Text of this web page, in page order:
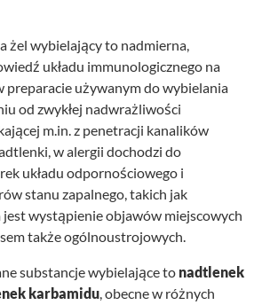
żel wybielający to nadmierna,
układu immunologicznego na
preparacie używanym do wybielania
od zwykłej nadwrażliwości
m.in. z penetracji kanalików
w alergii dochodzi do
układu odpornościowego i
stanu zapalnego, takich jak
jest wystąpienie objawów miejscowych
także ogólnoustrojowych.
substancje wybielające to nadtlenek
karbamidu, obecne w różnych